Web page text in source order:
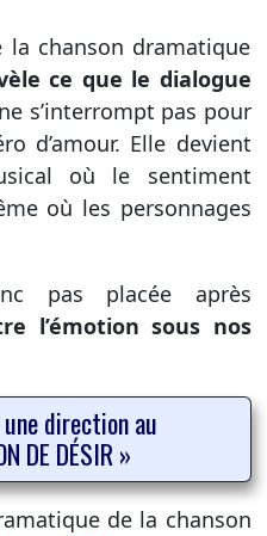
la chanson dramatique
ce que le dialogue
s’interrompt pas pour
d’amour. Elle devient
où le sentiment
où les personnages
pas placée après
l’émotion sous nos
direction au
DE DÉSIR »
de la chanson